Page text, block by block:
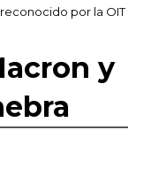
por la OIT
y